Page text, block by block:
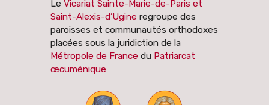
Le Vicariat Sainte-Marie-de-Paris et
Saint-Alexis-d’Ugine regroupe des
paroisses et communautés orthodoxes
placées sous la juridiction de la
Métropole de France du Patriarcat
œcuménique